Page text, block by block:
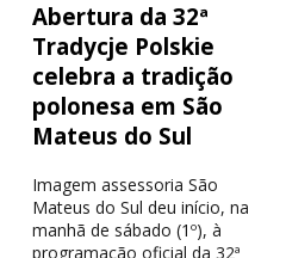
Abertura da 32ª
Tradycje Polskie
celebra a tradição
polonesa em São
Mateus do Sul
Imagem assessoria São
Mateus do Sul deu início, na
manhã de sábado (1º), à
programação oficial da 32ª